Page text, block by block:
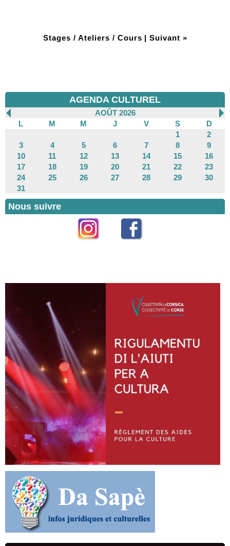
Stages / Ateliers / Cours | Suivant »
AGENDA CULTUREL
AOÛT 2026
L
M M J V S
D
1
2
3
4 5 6 7 8
9
10
11 12 13 14 15
16
17
18 19 20 21 22
23
24
25 26 27 28 29
30
31
Nous suivre